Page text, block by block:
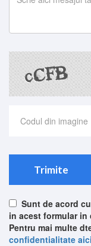
Trimite
Sunt de acord
in acest formular in
Pentru mai multe
confidentialitate aici